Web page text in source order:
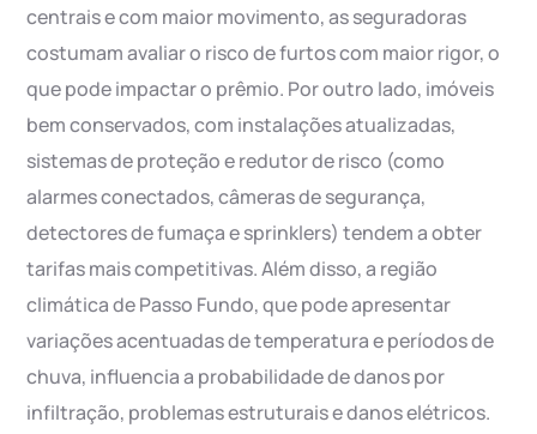
centrais e com maior movimento, as seguradoras
costumam avaliar o risco de furtos com maior rigor, o
que pode impactar o prêmio. Por outro lado, imóveis
bem conservados, com instalações atualizadas,
sistemas de proteção e redutor de risco (como
alarmes conectados, câmeras de segurança,
detectores de fumaça e sprinklers) tendem a obter
tarifas mais competitivas. Além disso, a região
climática de Passo Fundo, que pode apresentar
variações acentuadas de temperatura e períodos de
chuva, influencia a probabilidade de danos por
infiltração, problemas estruturais e danos elétricos.